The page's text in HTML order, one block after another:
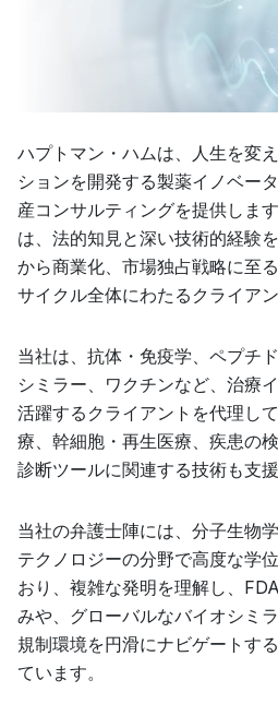
ハプトマン・ハムは、人生を変
ションを開発する製薬イノベー
産コンサルティングを提供しま
は、法的知見と深い技術的経験
から商業化、市場独占戦略に至
サイクル全体にわたるクライア
当社は、抗体・免疫学、ペプチ
シミラー、ワクチンなど、治療
活躍するクライアントを代理し
療、幹細胞・再生医療、疾患の
診断ツールに関連する技術も支援
当社の弁護士陣には、分子生物
テクノロジーの分野で高度な学
おり、複雑な発明を理解し、
みや、グローバルなバイオシミ
規制環境を円滑にナビゲートす
ています。